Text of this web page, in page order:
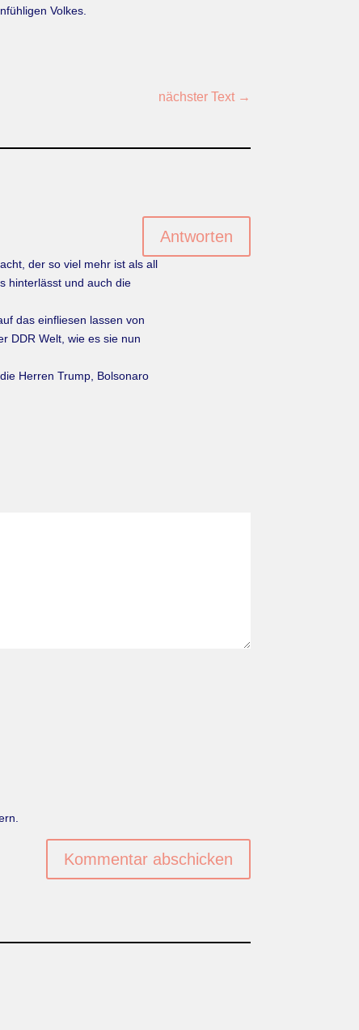
Volkes.
nächster Text→
der so viel mehr ist als all
hinterlässt und auch die
das einfliesen lassen von
DDR Welt, wie es sie nun
Herren Trump, Bolsonaro
Antworten
Kommentar abschicken